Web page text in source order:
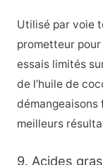
Utilisé par voie
prometteur
essais limités
de l’huile de
meilleurs
9. Acides